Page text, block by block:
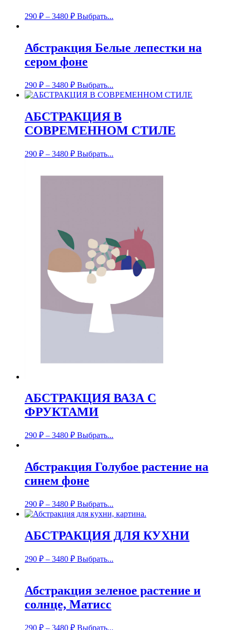
290 ₽ – 3480 ₽ Выбрать...
Абстракция Белые лепестки на
сером фоне
290 ₽ – 3480 ₽ Выбрать...
АБСТРАКЦИЯ В
СОВРЕМЕННОМ СТИЛЕ
290 ₽ – 3480 ₽ Выбрать...
АБСТРАКЦИЯ ВАЗА С
ФРУКТАМИ
290 ₽ – 3480 ₽ Выбрать...
Абстракция Голубое растение на
синем фоне
290 ₽ – 3480 ₽ Выбрать...
АБСТРАКЦИЯ ДЛЯ КУХНИ
290 ₽ – 3480 ₽ Выбрать...
Абстракция зеленое растение и
солнце, Матисс
290 ₽ – 3480 ₽ Выбрать...